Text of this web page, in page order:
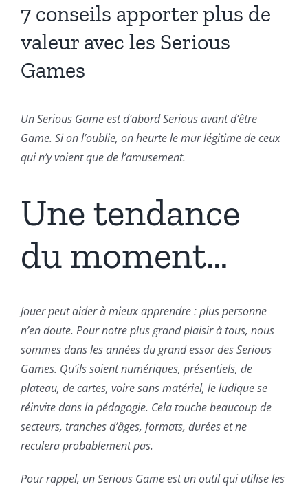
7 conseils apporter plus de
valeur avec les Serious
Games
Un Serious Game est d’abord Serious avant d’être
Game. Si on l’oublie, on heurte le mur légitime de ceux
qui n’y voient que de l’amusement.
Une tendance
du moment…
Jouer peut aider à mieux apprendre : plus personne
n’en doute. Pour notre plus grand plaisir à tous, nous
sommes dans les années du grand essor des Serious
Games. Qu’ils soient numériques, présentiels, de
plateau, de cartes, voire sans matériel, le ludique se
réinvite dans la pédagogie. Cela touche beaucoup de
secteurs, tranches d’âges, formats, durées et ne
reculera probablement pas.
Pour rappel, un Serious Game est un outil qui utilise les